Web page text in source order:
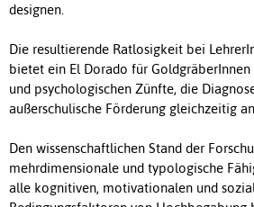
designen.
Die resultierende Ratlosigkeit bei
bietet ein El Dorado für
und psychologischen Zünfte, die
außerschulische Förderung gleichzeitig
Den wissenschaftlichen Stand der
mehrdimensionale und typologische
alle kognitiven, motivationalen und